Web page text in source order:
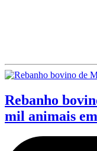
Rebanho
mil animais